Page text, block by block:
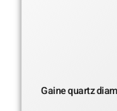
Gaine quartz